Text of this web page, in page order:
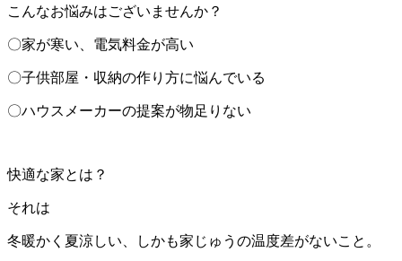
こんなお悩みはございませんか？
〇家が寒い、電気料金が高い
〇子供部屋・収納の作り方に悩んでいる
〇ハウスメーカーの提案が物足りない
快適な家とは？
それは
冬暖かく夏涼しい、しかも家じゅうの温度差がないこと。